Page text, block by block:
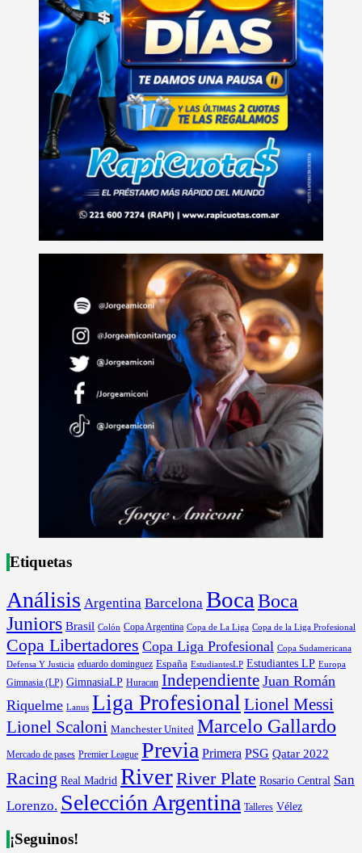
Etiquetas
Análisis Argentina Barcelona Boca Boca
Juniors Brasil Colón Copa Argentina Copa de La Liga Copa de la Liga Profesional
Copa Libertadores Copa Liga Profesional Copa Sudamericana
Defensa Y Justicia eduardo dominguez España EstudiantesLP Estudiantes LP Europa
Gimnasia (LP) GimnasiaLP Huracan Independiente Juan Román
Riquelme Lanus Liga Profesional Lionel Messi
Lionel Scaloni Manchester United Marcelo Gallardo
Mercado de pases Premier League Previa Primera PSG Qatar 2022
Racing Real Madrid RiverRiver Plate Rosario Central San
Lorenzo. Selección Argentina Talleres Vélez
¡Seguinos!